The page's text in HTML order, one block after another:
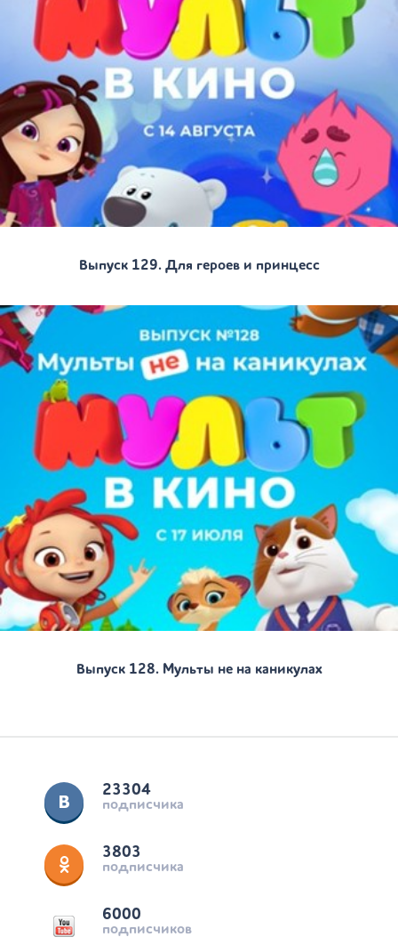
Выпуск 129. Для героев и принцесс
Выпуск 128. Мульты не на каникулах
23304
подписчика
3803
подписчика
6000
подписчиков